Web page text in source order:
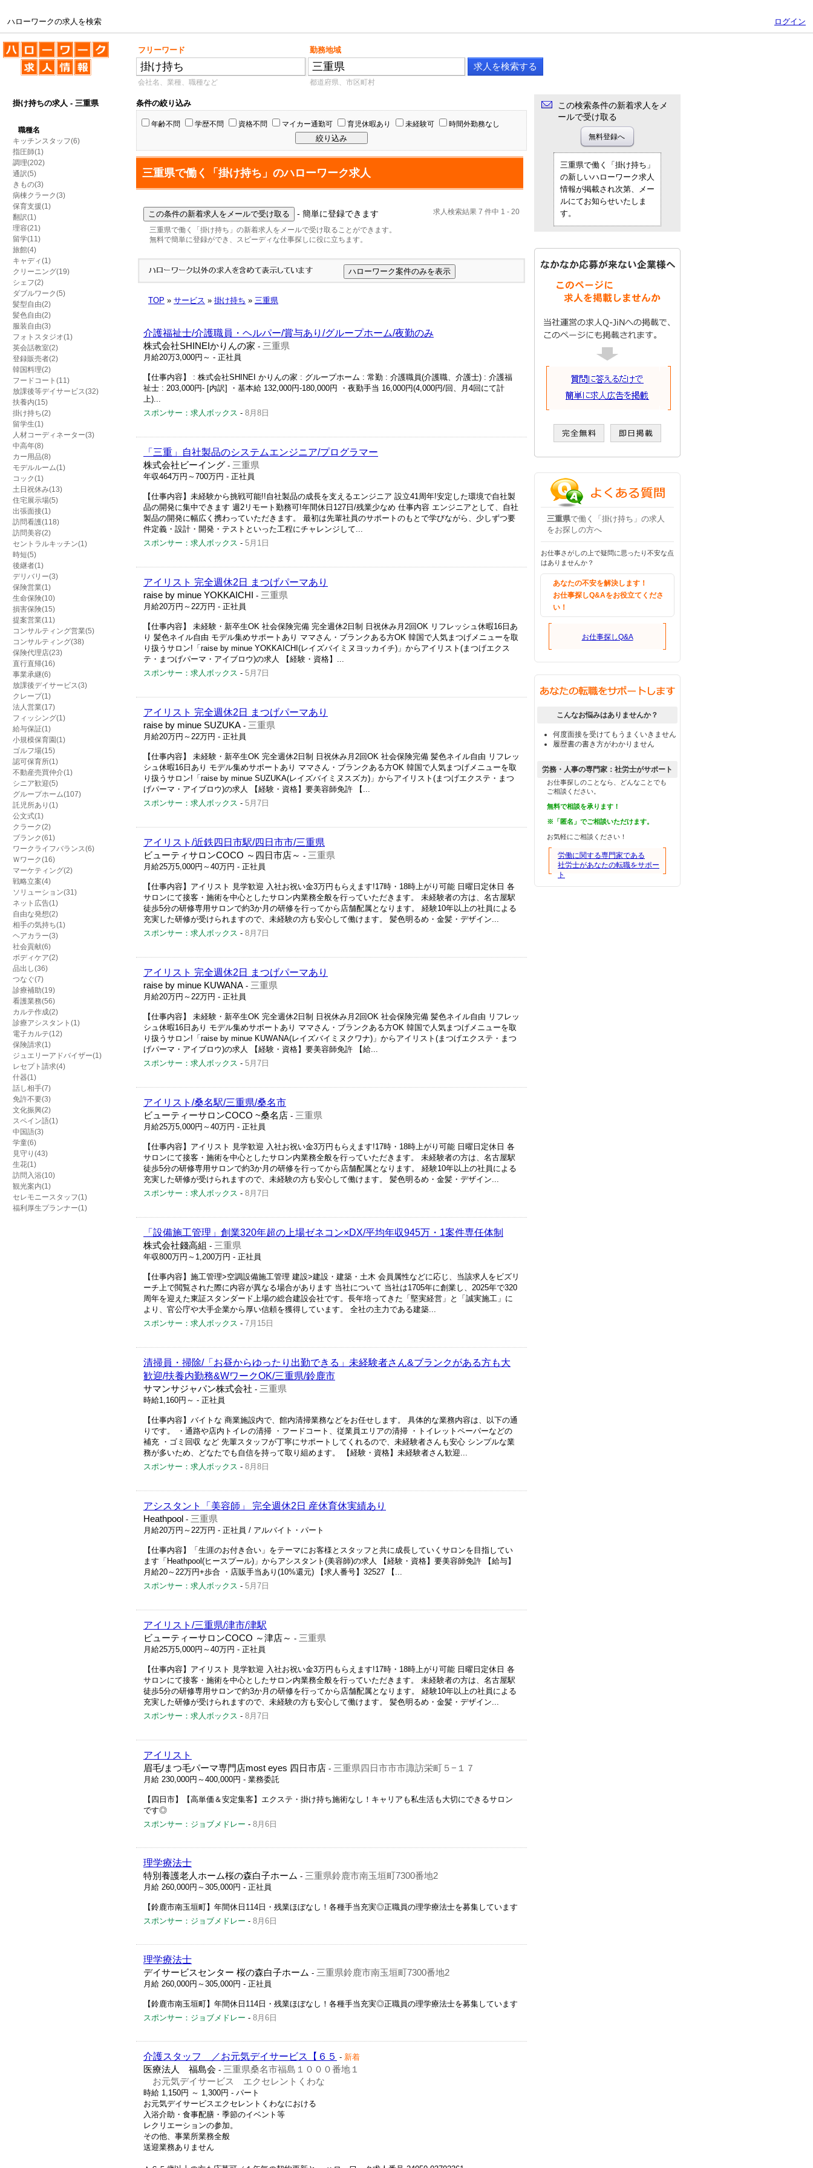
ハローワークの求人を検索 ログイン
ハローワークの求人を検索 フリーワード 勤務地域
会社名、業種、職種など 都道府県、市区町村
掛け持ちの求人 - 三重県
職種名
キッチンスタッフ(6)
指圧師(1)
調理(202)
通訳(5)
きもの(3)
病棟クラーク(3)
保育支援(1)
翻訳(1)
理容(21)
留学(11)
旅館(4)
キャディ(1)
クリーニング(19)
シェフ(2)
ダブルワーク(5)
髪型自由(2)
髪色自由(2)
服装自由(3)
フォトスタジオ(1)
英会話教室(2)
登録販売者(2)
韓国料理(2)
フードコート(11)
放課後等デイサービス(32)
扶養内(15)
掛け持ち(2)
留学生(1)
人材コーディネーター(3)
中高年(8)
カー用品(8)
モデルルーム(1)
コック(1)
土日祝休み(13)
住宅展示場(5)
出張面接(1)
訪問看護(118)
訪問美容(2)
セントラルキッチン(1)
時短(5)
後継者(1)
デリバリー(3)
保険営業(1)
生命保険(10)
損害保険(15)
提案営業(11)
コンサルティング営業(5)
コンサルティング(38)
保険代理店(23)
直行直帰(16)
事業承継(6)
放課後デイサービス(3)
クレープ(1)
法人営業(17)
フィッシング(1)
給与保証(1)
小規模保育園(1)
ゴルフ場(15)
認可保育所(1)
不動産売買仲介(1)
シニア歓迎(5)
グループホーム(107)
託児所あり(1)
公文式(1)
クラーク(2)
ブランク(61)
ワークライフバランス(6)
Ｗワーク(16)
マーケティング(2)
戦略立案(4)
ソリューション(31)
ネット広告(1)
自由な発想(2)
相手の気持ち(1)
ヘアカラー(3)
社会貢献(6)
ボディケア(2)
品出し(36)
つなぐ(7)
診療補助(19)
看護業務(56)
カルテ作成(2)
診療アシスタント(1)
電子カルテ(12)
保険請求(1)
ジュエリーアドバイザー(1)
レセプト請求(4)
什器(1)
話し相手(7)
免許不要(3)
文化振興(2)
スペイン語(1)
中国語(3)
学童(6)
見守り(43)
生花(1)
訪問入浴(10)
観光案内(1)
セレモニースタッフ(1)
福利厚生プランナー(1)
条件の絞り込み
年齢不問 学歴不問 資格不問 マイカー通勤可 育児休暇あり 未経験可 時間外勤務なし
三重県で働く「掛け持ち」のハローワーク求人
求人検索結果 7 件中 1 - 20
- 簡単に登録できます
三重県で働く「掛け持ち」の新着求人をメールで受け取ることができます。
無料で簡単に登録ができ、スピーディな仕事探しに役に立ちます。
TOP » サービス » 掛け持ち » 三重県
介護福祉士/介護職員・ヘルパー/賞与あり/グループホーム/夜勤のみ
株式会社SHINEIかりんの家 - 三重県
月給20万3,000円～ - 正社員
【仕事内容】 : 株式会社SHINEI かりんの家 : グループホーム : 常勤 : 介護職員(介護職、介護士) : 介護福
祉士 : 203,000円- [内訳] ・基本給 132,000円-180,000円 ・夜勤手当 16,000円(4,000円/回、月4回にて計
上)...
スポンサー：求人ボックス - 8月8日
「三重」自社製品のシステムエンジニア/プログラマー
株式会社ビーイング - 三重県
年収464万円～700万円 - 正社員
【仕事内容】未経験から挑戦可能!!自社製品の成長を支えるエンジニア 設立41周年!安定した環境で自社製
品の開発に集中できます 週2リモート勤務可!年間休日127日/残業少なめ 仕事内容 エンジニアとして、自社
製品の開発に幅広く携わっていただきます。 最初は先輩社員のサポートのもとで学びながら、少しずつ要
件定義・設計・開発・テストといった工程にチャレンジして...
スポンサー：求人ボックス - 5月1日
アイリスト 完全週休2日 まつげパーマあり
raise by minue YOKKAICHI - 三重県
月給20万円～22万円 - 正社員
【仕事内容】 未経験・新卒生OK 社会保険完備 完全週休2日制 日祝休み月2回OK リフレッシュ休暇16日あ
り 髪色ネイル自由 モデル集めサポートあり ママさん・ブランクある方OK 韓国で人気まつげメニューを取
り扱うサロン!「raise by minue YOKKAICHI(レイズバイミヌヨッカイチ)」からアイリスト(まつげエクス
テ・まつげパーマ・アイブロウ)の求人 【経験・資格】...
スポンサー：求人ボックス - 5月7日
アイリスト 完全週休2日 まつげパーマあり
raise by minue SUZUKA - 三重県
月給20万円～22万円 - 正社員
【仕事内容】 未経験・新卒生OK 完全週休2日制 日祝休み月2回OK 社会保険完備 髪色ネイル自由 リフレッ
シュ休暇16日あり モデル集めサポートあり ママさん・ブランクある方OK 韓国で人気まつげメニューを取
り扱うサロン!「raise by minue SUZUKA(レイズバイミヌスズカ)」からアイリスト(まつげエクステ・まつ
げパーマ・アイブロウ)の求人 【経験・資格】要美容師免許 【...
スポンサー：求人ボックス - 5月7日
アイリスト/近鉄四日市駅/四日市市/三重県
ビューティサロンCOCO ～四日市店～ - 三重県
月給25万5,000円～40万円 - 正社員
【仕事内容】アイリスト 見学歓迎 入社お祝い金3万円もらえます!17時・18時上がり可能 日曜日定休日 各
サロンにて接客・施術を中心としたサロン内業務全般を行っていただきます。 未経験者の方は、名古屋駅
徒歩5分の研修専用サロンで約3か月の研修を行ってから店舗配属となります。 経験10年以上の社員による
充実した研修が受けられますので、未経験の方も安心して働けます。 髪色明るめ・金髪・デザイン...
スポンサー：求人ボックス - 8月7日
アイリスト 完全週休2日 まつげパーマあり
raise by minue KUWANA - 三重県
月給20万円～22万円 - 正社員
【仕事内容】 未経験・新卒生OK 完全週休2日制 日祝休み月2回OK 社会保険完備 髪色ネイル自由 リフレッ
シュ休暇16日あり モデル集めサポートあり ママさん・ブランクある方OK 韓国で人気まつげメニューを取
り扱うサロン!「raise by minue KUWANA(レイズバイミヌクワナ)」からアイリスト(まつげエクステ・まつ
げパーマ・アイブロウ)の求人 【経験・資格】要美容師免許 【給...
スポンサー：求人ボックス - 5月7日
アイリスト/桑名駅/三重県/桑名市
ビューティーサロンCOCO ~桑名店 - 三重県
月給25万5,000円～40万円 - 正社員
【仕事内容】アイリスト 見学歓迎 入社お祝い金3万円もらえます!17時・18時上がり可能 日曜日定休日 各
サロンにて接客・施術を中心としたサロン内業務全般を行っていただきます。 未経験者の方は、名古屋駅
徒歩5分の研修専用サロンで約3か月の研修を行ってから店舗配属となります。 経験10年以上の社員による
充実した研修が受けられますので、未経験の方も安心して働けます。 髪色明るめ・金髪・デザイン...
スポンサー：求人ボックス - 8月7日
「設備施工管理」創業320年超の上場ゼネコン×DX/平均年収945万・1案件専任体制
株式会社錢高組 - 三重県
年収800万円～1,200万円 - 正社員
【仕事内容】施工管理>空調設備施工管理 建設>建設・建築・土木 会員属性などに応じ、当該求人をビズリ
ーチ上で閲覧された際に内容が異なる場合があります 当社について 当社は1705年に創業し、2025年で320
周年を迎えた東証スタンダード上場の総合建設会社です。長年培ってきた「堅実経営」と「誠実施工」に
より、官公庁や大手企業から厚い信頼を獲得しています。 全社の主力である建築...
スポンサー：求人ボックス - 7月15日
清掃員・掃除/「お昼からゆったり出勤できる」未経験者さん&ブランクがある方も大
歓迎/扶養内勤務&WワークOK/三重県/鈴鹿市
サマンサジャパン株式会社 - 三重県
時給1,160円～ - 正社員
【仕事内容】バイトな 商業施設内で、館内清掃業務などをお任せします。 具体的な業務内容は、以下の通
りです。 ・通路や店内トイレの清掃 ・フードコート、従業員エリアの清掃 ・トイレットペーパーなどの
補充 ・ゴミ回収 など 先輩スタッフが丁寧にサポートしてくれるので、未経験者さんも安心 シンプルな業
務が多いため、どなたでも自信を持って取り組めます。 【経験・資格】未経験者さん歓迎...
スポンサー：求人ボックス - 8月8日
アシスタント「美容師」 完全週休2日 産休育休実績あり
Heathpool - 三重県
月給20万円～22万円 - 正社員 / アルバイト・パート
【仕事内容】「生涯のお付き合い」をテーマにお客様とスタッフと共に成長していくサロンを目指してい
ます「Heathpool(ヒースプール)」からアシスタント(美容師)の求人 【経験・資格】要美容師免許 【給与】
月給20～22万円+歩合 ・店販手当あり(10%還元) 【求人番号】32527 【...
スポンサー：求人ボックス - 5月7日
アイリスト/三重県/津市/津駅
ビューティーサロンCOCO ～津店～ - 三重県
月給25万5,000円～40万円 - 正社員
【仕事内容】アイリスト 見学歓迎 入社お祝い金3万円もらえます!17時・18時上がり可能 日曜日定休日 各
サロンにて接客・施術を中心としたサロン内業務全般を行っていただきます。 未経験者の方は、名古屋駅
徒歩5分の研修専用サロンで約3か月の研修を行ってから店舗配属となります。 経験10年以上の社員による
充実した研修が受けられますので、未経験の方も安心して働けます。 髪色明るめ・金髪・デザイン...
スポンサー：求人ボックス - 8月7日
アイリスト
眉毛/まつ毛パーマ専門店most eyes 四日市店 - 三重県四日市市市諏訪栄町５−１７
月給 230,000円～400,000円 - 業務委託
【四日市】【高単価＆安定集客】エクステ・掛け持ち施術なし！キャリアも私生活も大切にできるサロン
です◎
スポンサー：ジョブメドレー - 8月6日
理学療法士
特別養護老人ホーム桜の森白子ホーム - 三重県鈴鹿市南玉垣町7300番地2
月給 260,000円～305,000円 - 正社員
【鈴鹿市南玉垣町】年間休日114日・残業ほぼなし！各種手当充実◎正職員の理学療法士を募集しています
スポンサー：ジョブメドレー - 8月6日
理学療法士
デイサービスセンター 桜の森白子ホーム - 三重県鈴鹿市南玉垣町7300番地2
月給 260,000円～305,000円 - 正社員
【鈴鹿市南玉垣町】年間休日114日・残業ほぼなし！各種手当充実◎正職員の理学療法士を募集しています
スポンサー：ジョブメドレー - 8月6日
介護スタッフ ／お元気デイサービス【６５ - 新着
医療法人 福島会 - 三重県桑名市福島１０００番地１
お元気デイサービス エクセレントくわな
時給 1,150円 ～ 1,300円 - パート
お元気デイサービスエクセレントくわなにおける
入浴介助・食事配膳・季節のイベント等
レクリエーションの参加。
その他、事業所業務全般
送迎業務ありません
この検索条件の新着求人をメ
ールで受け取る
三重県で働く「掛け持ち」
の新しいハローワーク求人
情報が掲載され次第、メー
ルにてお知らせいたしま
す。
三重県で働く「掛け持ち」の求人
をお探しの方へ
お仕事さがしの上で疑問に思ったり不安な点
はありませんか？
あなたの不安を解決します！
お仕事探しQ&Aをお役立てくださ
い！
お仕事探しQ&A
こんなお悩みはありませんか？
何度面接を受けてもうまくいきません
履歴書の書き方がわかりません
労務・人事の専門家：社労士がサポート
お仕事探しのことなら、どんなことでも
ご相談ください。
無料で相談を承ります！
※「匿名」でご相談いただけます。
お気軽にご相談ください！
労働に関する専門家である
社労士があなたの転職をサポー
ト